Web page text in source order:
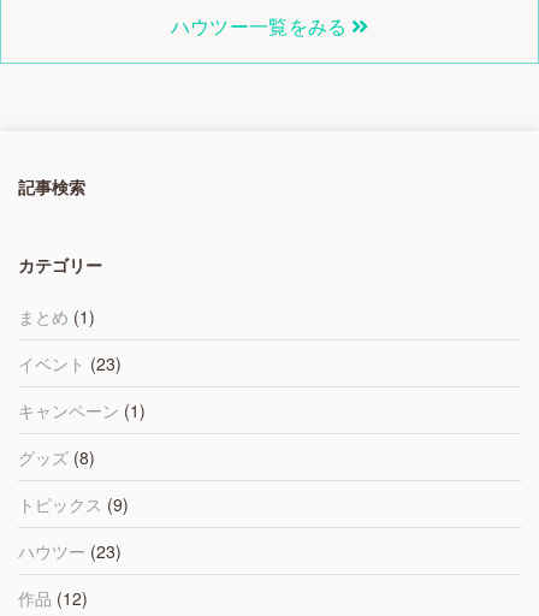
ハウツー一覧をみる
記事検索
カテゴリー
まとめ (1)
イベント (23)
キャンペーン (1)
グッズ (8)
トピックス (9)
ハウツー (23)
作品 (12)